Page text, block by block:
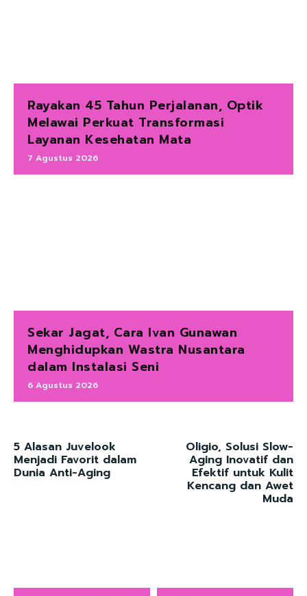
Rayakan 45 Tahun Perjalanan, Optik
Melawai Perkuat Transformasi
Layanan Kesehatan Mata
7 Agustus 2026
Sekar Jagat, Cara Ivan Gunawan
Menghidupkan Wastra Nusantara
dalam Instalasi Seni
6 Agustus 2026
5 Alasan Juvelook
Menjadi Favorit dalam
Dunia Anti-Aging
Oligio, Solusi Slow-
Aging Inovatif dan
Efektif untuk Kulit
Kencang dan Awet
Muda